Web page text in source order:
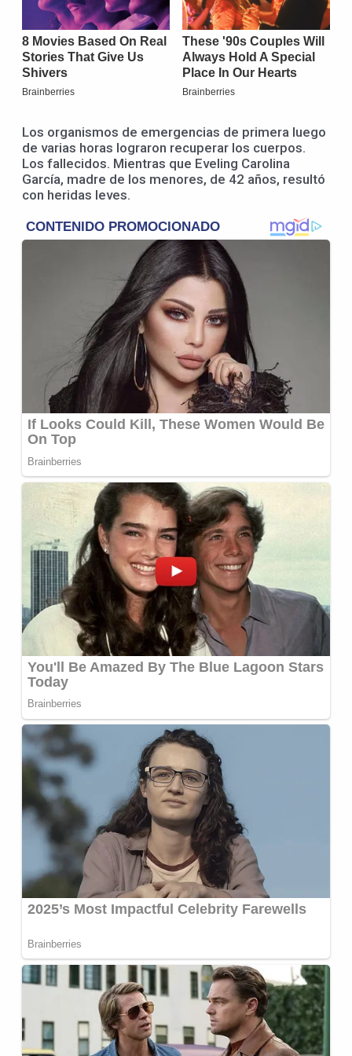
Los organismos de emergencias de primera luego
de varias horas lograron recuperar los cuerpos.
Los fallecidos. Mientras que Eveling Carolina
García, madre de los menores, de 42 años, resultó
con heridas leves.